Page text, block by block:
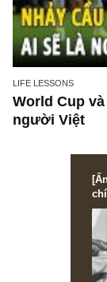
LIFE LESSONS
người Việt